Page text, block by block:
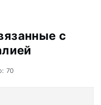
с
70